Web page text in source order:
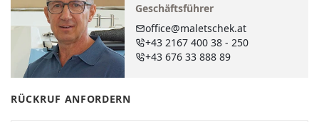
Geschäftsführer
office@maletschek.at
+43 2167 400 38 - 250
+43 676 33 888 89
RÜCKRUF ANFORDERN